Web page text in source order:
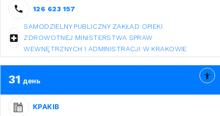
126 623 157
SAMODZIELNY PUBLICZNY ZAKŁAD OPIEKI
ZDROWOTNEJ MINISTERSTWA SPRAW
WEWNĘTRZNYCH I ADMINISTRACJI W KRAKOWIE
31 день
КРАКІВ